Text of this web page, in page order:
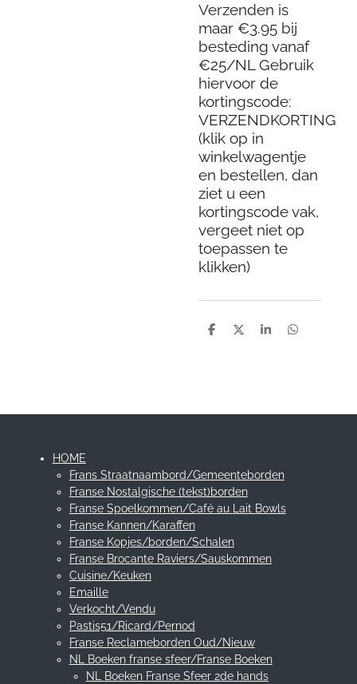
Verzenden is
maar €3.95 bij
besteding vanaf
€25/NL Gebruik
hiervoor de
kortingscode:
VERZENDKORTING
(klik op in
winkelwagentje
en bestellen, dan
ziet u een
kortingscode vak,
vergeet niet op
toepassen te
klikken)
D
D
S
D
HOME
Frans Straatnaambord/Gemeenteborden
Franse Nostalgische (tekst)borden
Franse Spoelkommen/Café au Lait Bowls
Franse Kannen/Karaffen
Franse Kopjes/borden/Schalen
Franse Brocante Raviers/Sauskommen
Cuisine/Keuken
Emaille
Verkocht/Vendu
Pastis51/Ricard/Pernod
Franse Reclameborden Oud/Nieuw
NL Boeken franse sfeer/Franse Boeken
NL Boeken Franse Sfeer 2de hands